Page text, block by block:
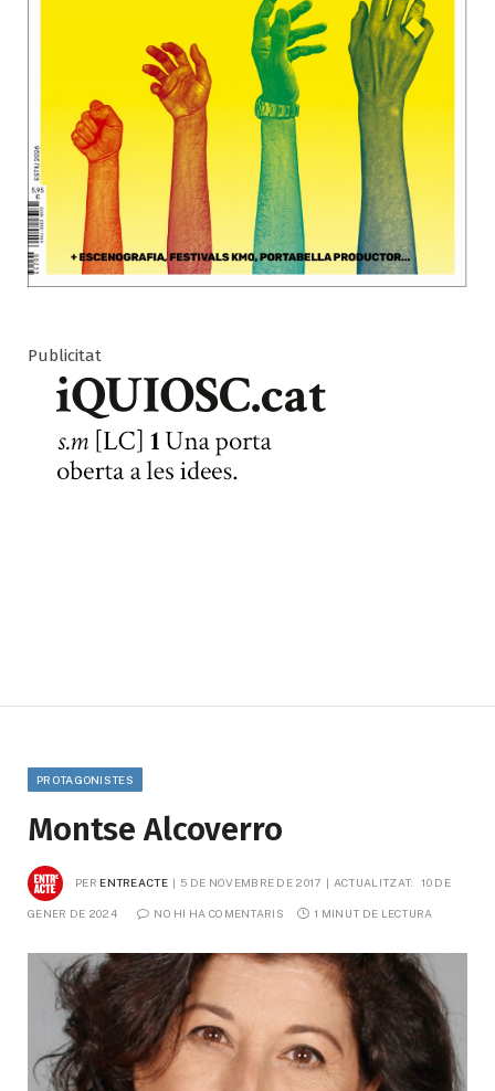
Publicitat
PROTAGONISTES
Montse Alcoverro
PER ENTREACTE 5 DE NOVEMBRE DE 2017 ACTUALITZAT: 10 DE
GENER DE 2024 NO HI HA COMENTARIS 1 MINUT DE LECTURA